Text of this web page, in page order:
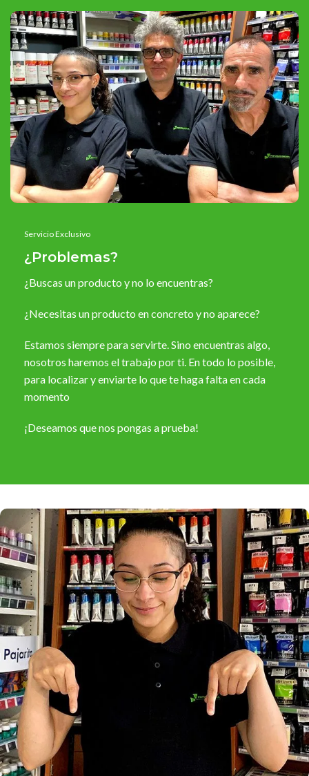
Servicio Exclusivo
¿Problemas?
¿Buscas un producto y no lo encuentras?
¿Necesitas un producto en concreto y no aparece?
Estamos siempre para servirte. Sino encuentras algo,
nosotros haremos el trabajo por ti. En todo lo posible,
para localizar y enviarte lo que te haga falta en cada
momento
¡Deseamos que nos pongas a prueba!